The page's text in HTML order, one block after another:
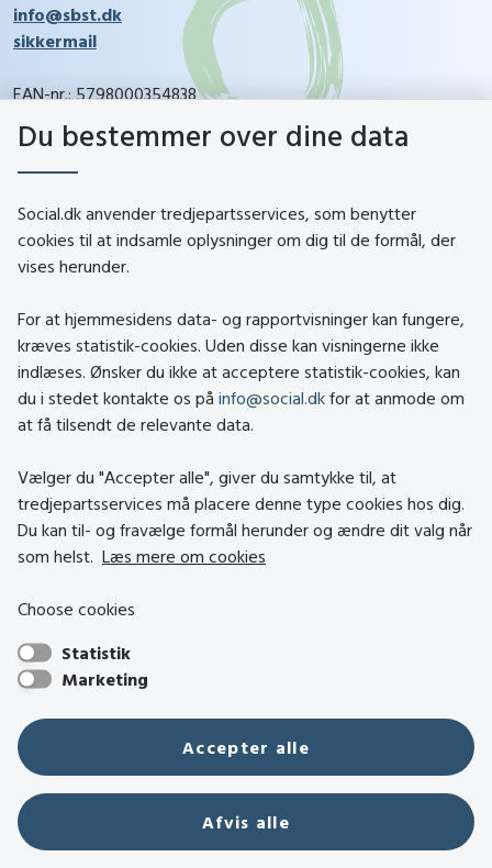
info@sbst.dk
sikkermail
EAN-nr.: 5798000354838
CVR-nr.: 26144698
Kontakt
About social.dk
Tilgængelighedserklæring
Om brugen af cookies
Besøg også
Socialministeriet
Hjælpemiddelbasen
Center mod Menneskehandel
Den Nationale Tolkemyndighed
Tolkeportalen
Du bestemmer over dine data
Social.dk anvender tredjepartsservices, som benytter
cookies til at indsamle oplysninger om dig til de formål, der
vises herunder.
For at hjemmesidens data- og rapportvisninger kan fungere,
kræves statistik-cookies. Uden disse kan visningerne ikke
indlæses. Ønsker du ikke at acceptere statistik-cookies, kan
du i stedet kontakte os på info@social.dk for at anmode om
at få tilsendt de relevante data.
Vælger du "Accepter alle", giver du samtykke til, at
tredjepartsservices må placere denne type cookies hos dig.
Du kan til- og fravælge formål herunder og ændre dit valg når
som helst. Læs mere om cookies
Choose cookies
Statistik
Marketing
Accepter alle
Afvis alle